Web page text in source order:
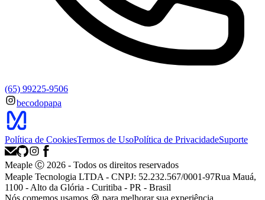
(65) 99225-9506
becodopapa
Política de CookiesTermos de UsoPolítica de PrivacidadeSuporte
Meaple Ⓒ 2026 - Todos os direitos reservados
Meaple Tecnologia LTDA - CNPJ: 52.232.567/0001-97Rua Mauá,
1100 - Alto da Glória - Curitiba - PR - Brasil